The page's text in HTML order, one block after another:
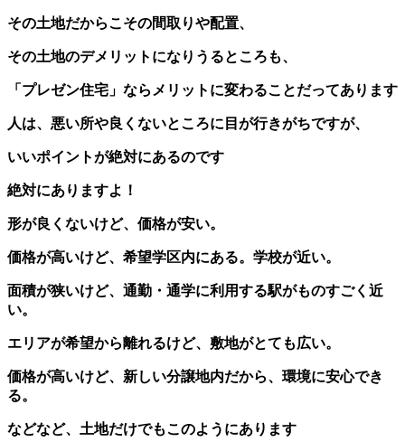
その土地だからこその間取りや配置、
その土地のデメリットになりうるところも、
「プレゼン住宅」ならメリットに変わることだってあります
人は、悪い所や良くないところに目が行きがちですが、
いいポイントが絶対にあるのです
絶対にありますよ！
形が良くないけど、価格が安い。
価格が高いけど、希望学区内にある。学校が近い。
面積が狭いけど、通勤・通学に利用する駅がものすごく近
い。
エリアが希望から離れるけど、敷地がとても広い。
価格が高いけど、新しい分譲地内だから、環境に安心でき
る。
などなど、土地だけでもこのようにあります